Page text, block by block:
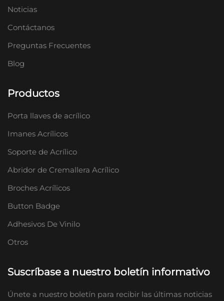
Noticias
Contáctanos
Preguntas Frecuentes
Blog
Productos
Porta llaves de acrílico
Imanes Acrílicos
Soporte de Acrílico
Abridor de Cremallera Acrílico
Broches Acrílicos
Button Badge
Adhesivos De Vinilo
Otros
Suscríbase a nuestro boletín informativo
Únete a nuestro boletín para recibir las últimas noticias